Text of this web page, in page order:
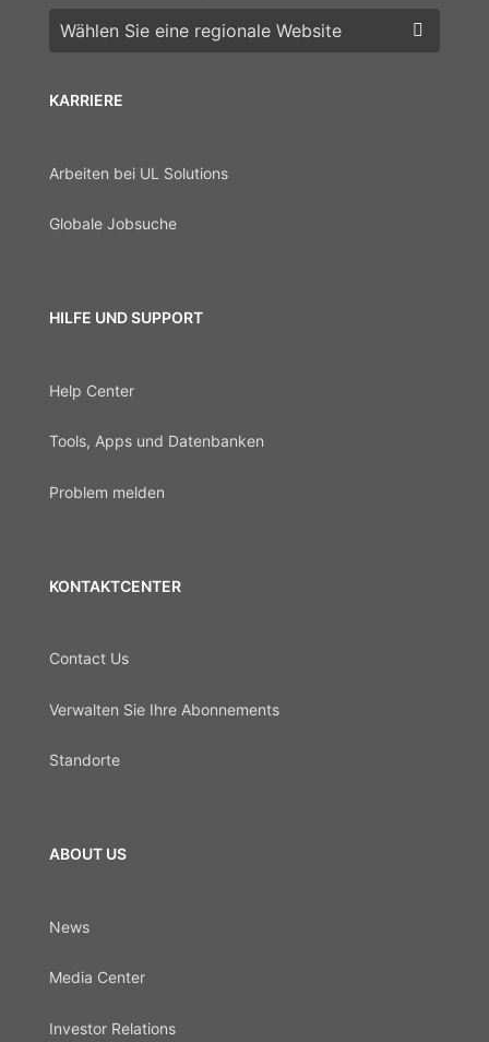
KARRIERE
Arbeiten bei UL Solutions
Globale Jobsuche
HILFE UND SUPPORT
Help Center
Tools, Apps und Datenbanken
Problem melden
KONTAKTCENTER
Contact Us
Verwalten Sie Ihre Abonnements
Standorte
ABOUT US
News
Media Center
Investor Relations
Wählen Sie eine Region